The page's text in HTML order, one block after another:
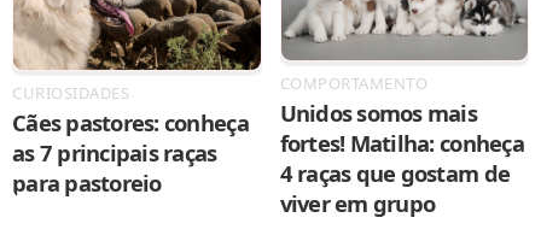
CURIOSIDADES
Cães pastores: conheça
as 7 principais raças
para pastoreio
COMPORTAMENTO
Unidos somos mais
fortes! Matilha: conheça
4 raças que gostam de
viver em grupo